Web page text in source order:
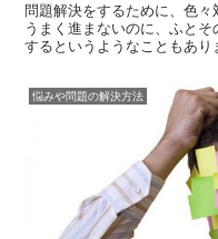
問題解決をするために、色
うまく進まないのに、ふと
するというようなこともあり
問題さえ無かったらもっと
しょう。も...
悩みや問題の解決方法